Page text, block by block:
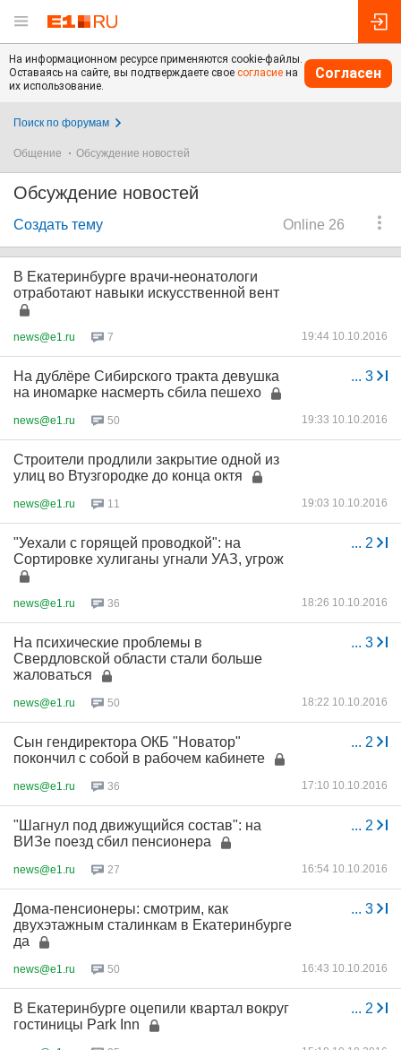
На информационном ресурсе применяются cookie-файлы.
Оставаясь на сайте, вы подтверждаете свое согласие на
их использование.
Согласен
Поиск по форумам
Общение Обсуждение новостей
Обсуждение новостей
Online 26
Создать тему
В Екатеринбурге врачи-неонатологи
отработают навыки искусственной вент
news@e1.ru 7 19:44 10.10.2016
... 3
На дублёре Сибирского тракта девушка
на иномарке насмерть сбила пешехо
news@e1.ru 50 19:33 10.10.2016
Строители продлили закрытие одной из
улиц во Втузгородке до конца октя
news@e1.ru 11 19:03 10.10.2016
... 2
"Уехали с горящей проводкой": на
Сортировке хулиганы угнали УАЗ, угрож
news@e1.ru 36 18:26 10.10.2016
... 3
На психические проблемы в
Свердловской области стали больше
жаловаться
news@e1.ru 50 18:22 10.10.2016
... 2
Сын гендиректора ОКБ "Новатор"
покончил с собой в рабочем кабинете
news@e1.ru 36 17:10 10.10.2016
... 2
"Шагнул под движущийся состав": на
ВИЗе поезд сбил пенсионера
news@e1.ru 27 16:54 10.10.2016
... 3
Дома-пенсионеры: смотрим, как
двухэтажным сталинкам в Екатеринбурге
да
news@e1.ru 50 16:43 10.10.2016
... 2
В Екатеринбурге оцепили квартал вокруг
гостиницы Park Inn